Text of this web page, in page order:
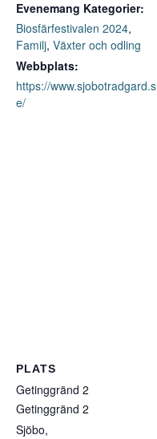
Evenemang Kategorier:
Biosfärfestivalen 2024,
Familj, Växter och odling
Webbplats:
https://www.sjobotradgard.s
e/
PLATS
Getinggränd 2
Getinggränd 2
Sjöbo,